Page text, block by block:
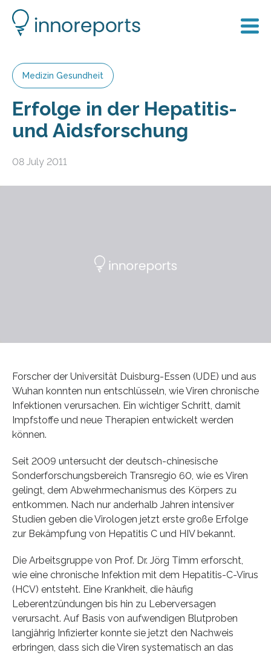
Medizin Gesundheit
Erfolge in der Hepatitis-
und Aidsforschung
08 July 2011
Forscher der Universität Duisburg-Essen (UDE) und aus
Wuhan konnten nun entschlüsseln, wie Viren chronische
Infektionen verursachen. Ein wichtiger Schritt, damit
Impfstoffe und neue Therapien entwickelt werden
können.
Seit 2009 untersucht der deutsch-chinesische
Sonderforschungsbereich Transregio 60, wie es Viren
gelingt, dem Abwehrmechanismus des Körpers zu
entkommen. Nach nur anderhalb Jahren intensiver
Studien geben die Virologen jetzt erste große Erfolge
zur Bekämpfung von Hepatitis C und HIV bekannt.
Die Arbeitsgruppe von Prof. Dr. Jörg Timm erforscht,
wie eine chronische Infektion mit dem Hepatitis-C-Virus
(HCV) entsteht. Eine Krankheit, die häufig
Leberentzündungen bis hin zu Leberversagen
verursacht. Auf Basis von aufwendigen Blutproben
langjährig Infizierter konnte sie jetzt den Nachweis
erbringen, dass sich die Viren systematisch an das